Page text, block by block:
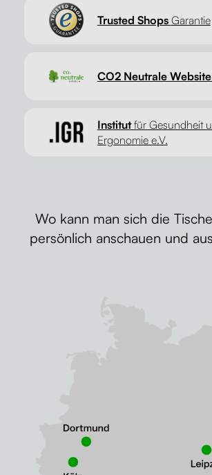
Trusted Shops Garantie
CO2 Neutrale Website
Institutfür Gesundheit
Ergonomie e.V.
Wo kann man sich die
persönlich anschauen und